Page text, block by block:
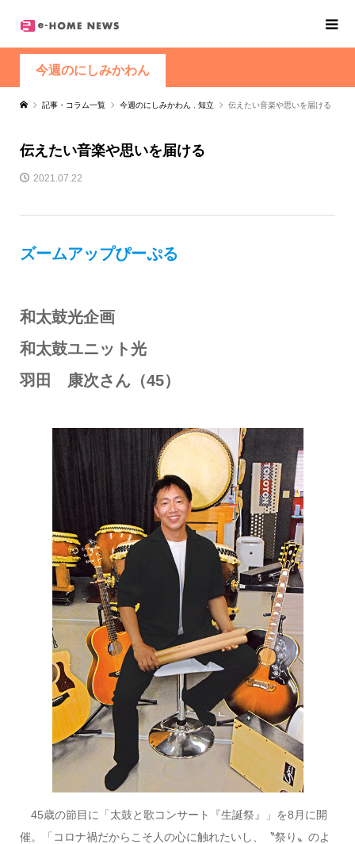
今週のにしみかわん
記事・コラム一覧 今週のにしみかわん 知立 伝えたい音楽や思いを届ける
伝えたい音楽や思いを届ける
2021.07.22
ズームアップぴーぷる
和太鼓光企画
和太鼓ユニット光
羽田 康次さん（45）
45歳の節目に「太鼓と歌コンサート『生誕祭』」を8月に開
催。「コロナ禍だからこそ人の心に触れたいし、〝祭り〟のよ